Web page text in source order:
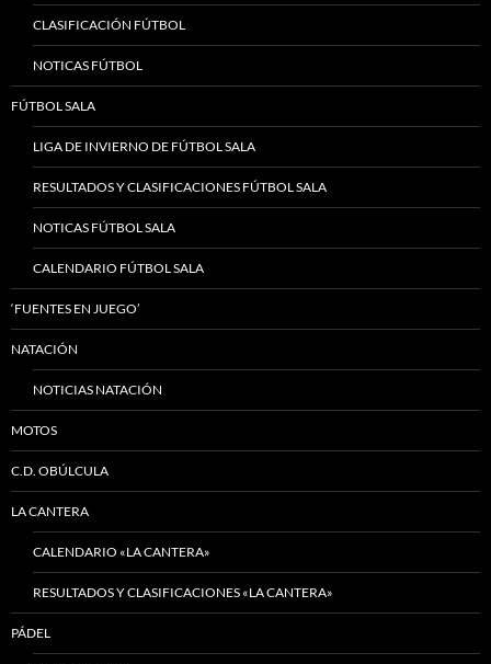
CLASIFICACIÓN FÚTBOL
NOTICAS FÚTBOL
FÚTBOL SALA
LIGA DE INVIERNO DE FÚTBOL SALA
RESULTADOS Y CLASIFICACIONES FÚTBOL SALA
NOTICAS FÚTBOL SALA
CALENDARIO FÚTBOL SALA
‘FUENTES EN JUEGO’
NATACIÓN
NOTICIAS NATACIÓN
MOTOS
C.D. OBÚLCULA
LA CANTERA
CALENDARIO «LA CANTERA»
RESULTADOS Y CLASIFICACIONES «LA CANTERA»
PÁDEL